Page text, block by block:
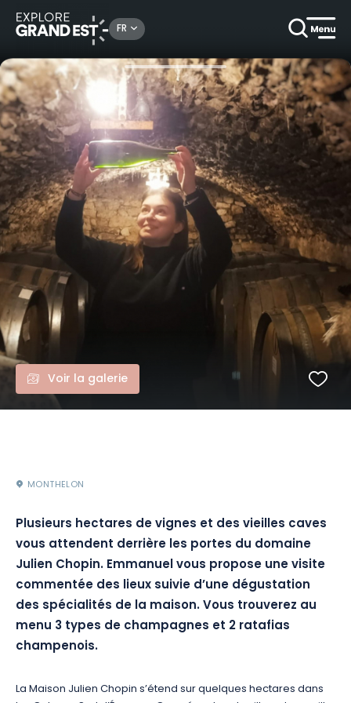
FR
Gastronomie & oenotourisme Visite & Dégustation au Domaine Julien Chopin
Voir la galerie
MONTHELON
Plusieurs hectares de vignes et des vieilles caves
vous attendent derrière les portes du domaine
Julien Chopin. Emmanuel vous propose une visite
commentée des lieux suivie d’une dégustation
des spécialités de la maison. Vous trouverez au
menu 3 types de champagnes et 2 ratafias
champenois.
La Maison Julien Chopin s’étend sur quelques hectares dans